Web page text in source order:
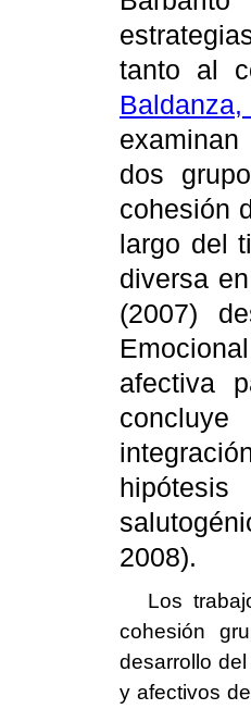
tanto al
dos
cohesión
largo del
diversa
(2007)
afectiva
2008).
Los
cohesión
desarrollo
y afectivos